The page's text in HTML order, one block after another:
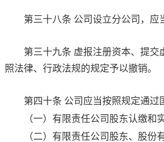
第三十八条 公司设立分公司，应
第三十九条 虚报注册资本、提交
照法律、行政法规的规定予以撤销。
第四十条 公司应当按照规定通过
（一）有限责任公司股东认缴
（二）有限责任公司股东、股